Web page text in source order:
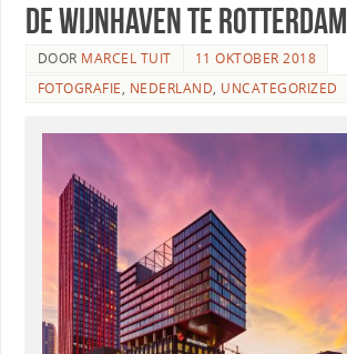
De Wijnhaven te Rotterdam
DOOR MARCEL TUIT
11 OKTOBER 2018
FOTOGRAFIE, NEDERLAND, UNCATEGORIZED